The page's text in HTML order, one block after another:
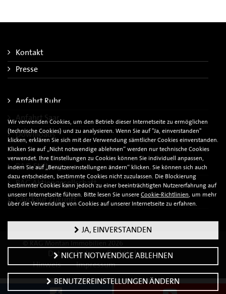
Kontakt
Presse
Anfahrt Ruhr
Anfahrt Saar
Downloads
RAG-Stiftung
RAG Aktiengesellschaft
Glückauf Zukunft
Datenschutz
Rechtlicher
Hinweis
Impressum
Wir verwenden Cookies, um den Betrieb dieser Internetseite zu ermöglichen
(technische Cookies) und zu analysieren. Wenn Sie auf "Ja, einverstanden"
klicken, erklären Sie sich mit der Verwendung sämtlicher Cookies einverstanden.
Klicken Sie auf „Nicht notwendige ablehnen“ werden nur technische Cookies
verwendet. Ihre Einstellungen zu Cookies können Sie individuell anpassen,
indem Sie auf „Benutzereinstellungen ändern“ klicken. Sie können sich auch
dazu entscheiden, bestimmte Cookies nicht zuzulassen. Die Blockierung
bestimmter Cookies kann jedoch zu einer beeinträchtigten Nutzererfahrung auf
unserer Internetseite führen. Bitte lesen Sie unsere Cookie-Richtlinien, um mehr
über die Verwendung von Cookies auf unserer Internetseite zu erfahren.
JA, EINVERSTANDEN
NICHT NOTWENDIGE ABLEHNEN
BENUTZEREINSTELLUNGEN ÄNDERN